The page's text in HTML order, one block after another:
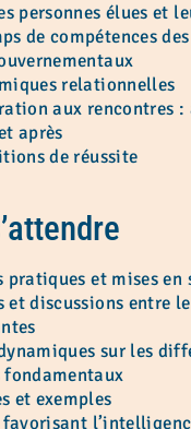
personnes élues et
de compétences
relationnelles
aux rencontres :
après
de réussite
pratiques et mises
et discussions entre
sur les
fondamentaux
et exemples